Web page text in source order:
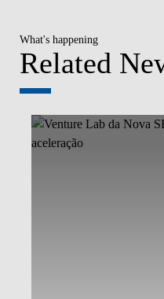
What's happening
Related